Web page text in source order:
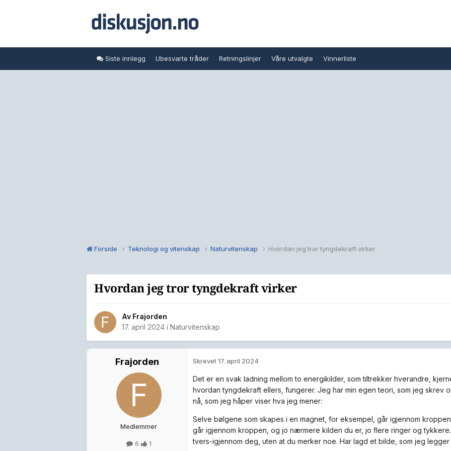
Siste innlegg Ubesvarte tråder Retningslinjer Våre utvalgte Vinnerliste
Forside Teknologi og vitenskap Naturvitenskap Hvordan jeg tror tyngdekraft virker
Hvordan jeg tror tyngdekraft virker
Av Frajorden
17. april 2024 i Naturvitenskap
Frajorden
Medlemmer
6 1
Skrevet17. april 2024
Det er en svak ladning mellom to energikilder, som tiltrekker hverandre,
hvordan tyngdekraft ellers, fungerer. Jeg har min egen teori, som jeg skrev
nå, som jeg håper viser hva jeg mener:
Selve bølgene som skapes i en magnet, for eksempel, går igjennom
går igjennom kroppen, og jo nærmere kilden du er, jo flere ringer og
tvers-igjennom deg, uten at du merker noe. Har lagd et bilde, som jeg